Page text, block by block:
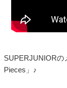
SUPERJUNIORの
Pieces」♪